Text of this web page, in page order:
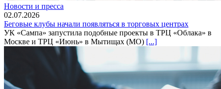
Новости и пресса
02.07.2026
Беговые клубы начали появляться в торговых центрах
УК «Сампа» запустила подобные проекты в ТРЦ «Облака» в
Москве и ТРЦ «Июнь» в Мытищах (МО) [...]